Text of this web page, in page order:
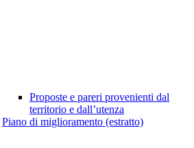
Proposte e pareri provenienti dal
territorio e dall’utenza
Piano di miglioramento (estratto)